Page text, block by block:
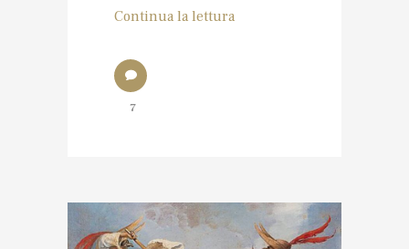
Continua la lettura
7